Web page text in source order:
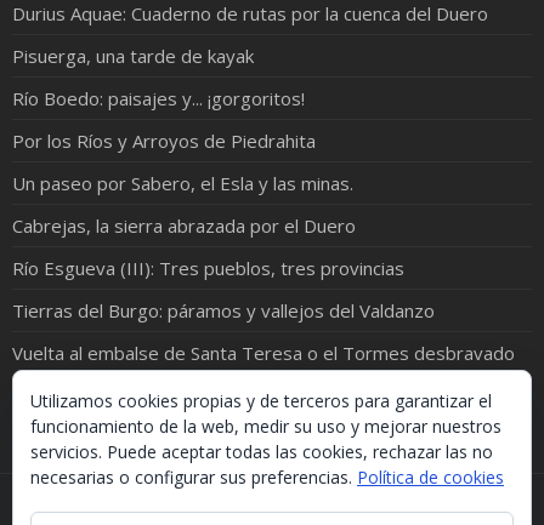
Durius Aquae: Cuaderno de rutas por la cuenca del Duero
Pisuerga, una tarde de kayak
Río Boedo: paisajes y... ¡gorgoritos!
Por los Ríos y Arroyos de Piedrahita
Un paseo por Sabero, el Esla y las minas.
Cabrejas, la sierra abrazada por el Duero
Río Esgueva (III): Tres pueblos, tres provincias
Tierras del Burgo: páramos y vallejos del Valdanzo
Vuelta al embalse de Santa Teresa o el Tormes desbravado
De Campaspero a Fuentidueña; o del páramo al agua
Si necesitas algo de este blog puedes cogerlo, lo único
Utilizamos cookies propias y de terceros para garantizar el
funcionamiento de la web, medir su uso y mejorar nuestros
servicios. Puede aceptar todas las cookies, rechazar las no
necesarias o configurar sus preferencias. Política de cookies